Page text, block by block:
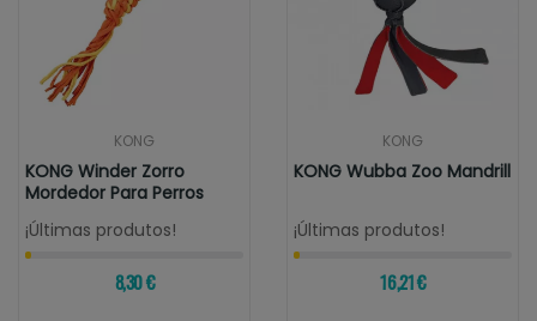
KONG
KONG Winder Zorro
Mordedor Para Perros
¡Últimas produtos!
8,30 €
KONG
KONG Wubba Zoo Mandrill
¡Últimas produtos!
16,21 €